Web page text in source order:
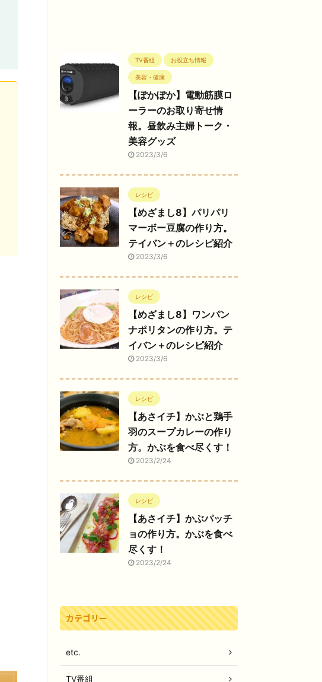
TV番組 お役立ち情報
美容・健康
【ぽかぽか】電動筋膜ロ
ーラーのお取り寄せ情
報。昼飲み主婦トーク・
美容グッズ
2023/3/6
レシピ
【めざまし8】パリパリ
マーボー豆腐の作り方。
テイバン＋のレシピ紹介
2023/3/6
レシピ
【めざまし8】ワンパン
ナポリタンの作り方。テ
イバン＋のレシピ紹介
2023/3/6
レシピ
【あさイチ】かぶと鶏手
羽のスープカレーの作り
方。かぶを食べ尽くす！
2023/2/24
レシピ
【あさイチ】かぶパッチ
ョの作り方。かぶを食べ
尽くす！
2023/2/24
カテゴリー
etc.
TV番組